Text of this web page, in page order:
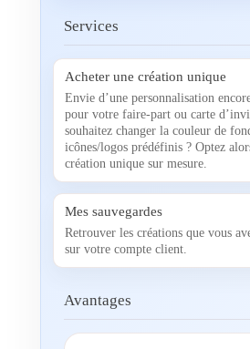
Services
Acheter une création unique
Envie d’une personnalisation
pour votre faire-part ou carte
souhaitez changer la couleur de
icônes/logos prédéfinis ? Optez
création unique sur mesure.
Mes sauvegardes
Retrouver les créations que vous
sur votre compte client.
Avantages